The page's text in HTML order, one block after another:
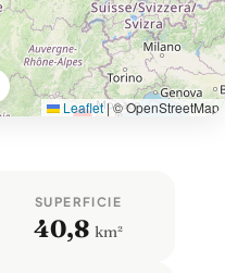
Leaflet |© OpenStreetMap
SUPERFICIE
40,8 km²